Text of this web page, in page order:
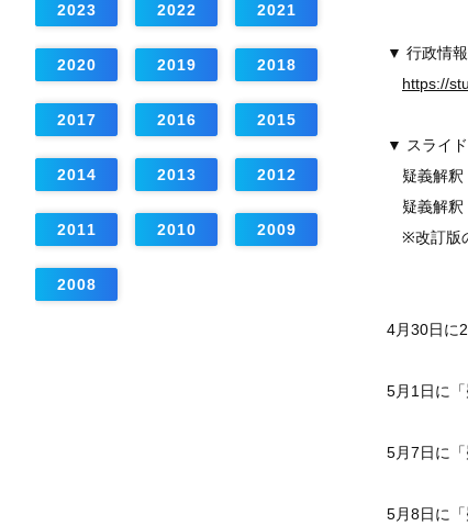
▼ 行政情
https://
▼ スライ
疑義解釈
疑義解釈
※改訂版
4月30日に
5月1日に「
5月7日に「
5月8日に「
2023 2022 2021
2020 2019 2018
2017 2016 2015
2014 2013 2012
2011 2010 2009
2008